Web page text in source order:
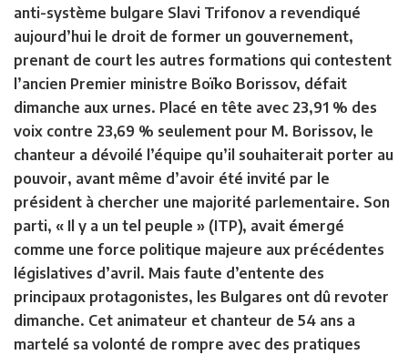
anti-système bulgare Slavi Trifonov a revendiqué
aujourd’hui le droit de former un gouvernement,
prenant de court les autres formations qui contestent
l’ancien Premier ministre Boïko Borissov, défait
dimanche aux urnes. Placé en tête avec 23,91 % des
voix contre 23,69 % seulement pour M. Borissov, le
chanteur a dévoilé l’équipe qu’il souhaiterait porter au
pouvoir, avant même d’avoir été invité par le
président à chercher une majorité parlementaire. Son
parti, « Il y a un tel peuple » (ITP), avait émergé
comme une force politique majeure aux précédentes
législatives d’avril. Mais faute d’entente des
principaux protagonistes, les Bulgares ont dû revoter
dimanche. Cet animateur et chanteur de 54 ans a
martelé sa volonté de rompre avec des pratiques